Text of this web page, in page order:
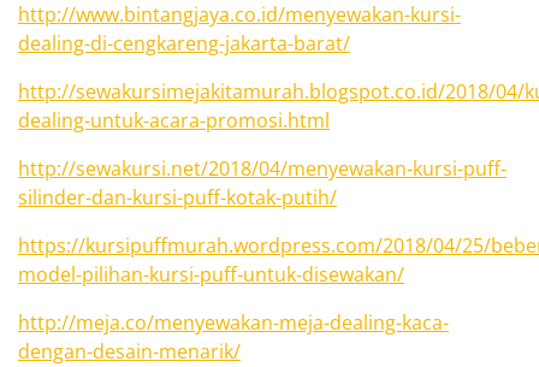
http://www.bintangjaya.co.id/menyewakan-kursi-
dealing-di-cengkareng-jakarta-barat/
http://sewakursimejakitamurah.blogspot.co.id/2018/04/
dealing-untuk-acara-promosi.html
http://sewakursi.net/2018/04/menyewakan-kursi-puff-
silinder-dan-kursi-puff-kotak-putih/
https://kursipuffmurah.wordpress.com/2018/04/25/
model-pilihan-kursi-puff-untuk-disewakan/
http://meja.co/menyewakan-meja-dealing-kaca-
dengan-desain-menarik/